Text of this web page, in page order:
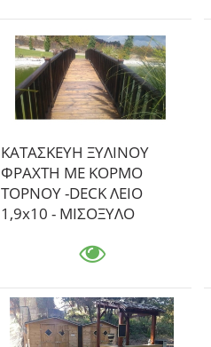
ΚΑΤΑΣΚΕΥΗ ΞΥΛΙΝΟΥ
ΦΡΑΧΤΗ ΜΕ ΚΟΡΜΟ
ΤΟΡΝΟΥ -DECK ΛΕΙΟ
1,9x10 - ΜΙΣΟΞΥΛΟ